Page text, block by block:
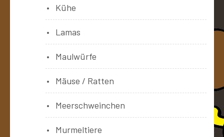
Kühe
Lamas
Maulwürfe
Mäuse / Ratten
Meerschweinchen
Murmeltiere